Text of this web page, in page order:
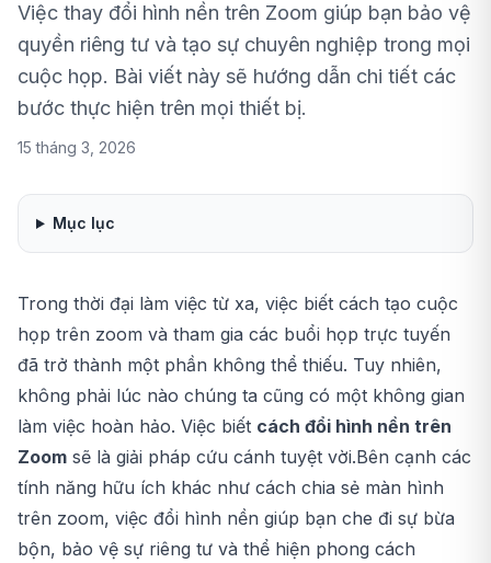
Việc thay đổi hình nền trên Zoom giúp bạn bảo vệ
quyền riêng tư và tạo sự chuyên nghiệp trong mọi
cuộc họp. Bài viết này sẽ hướng dẫn chi tiết các
bước thực hiện trên mọi thiết bị.
15 tháng 3, 2026
Mục lục
Trong thời đại làm việc từ xa, việc biết cách tạo cuộc
họp trên zoom và tham gia các buổi họp trực tuyến
đã trở thành một phần không thể thiếu. Tuy nhiên,
không phải lúc nào chúng ta cũng có một không gian
làm việc hoàn hảo. Việc biết cách đổi hình nền trên
Zoom sẽ là giải pháp cứu cánh tuyệt vời.Bên cạnh các
tính năng hữu ích khác như cách chia sẻ màn hình
trên zoom, việc đổi hình nền giúp bạn che đi sự bừa
bộn, bảo vệ sự riêng tư và thể hiện phong cách